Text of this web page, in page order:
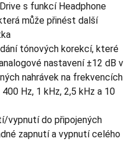
s funkcí Headphone
může přinést další
tónových korekcí, které
nastavení ±12 dB v
nahrávek na frekvencích
Hz, 1 kHz, 2,5 kHz a 10
vypnutí do připojených
zapnutí a vypnutí celého